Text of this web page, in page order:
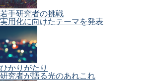
若手研究者の挑戦
実用化に向けたテーマを発表
ひかりがたり
研究者が語る光のあれこれ